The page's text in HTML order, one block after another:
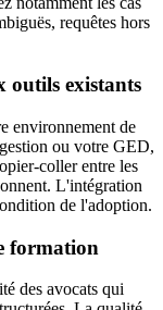
requêtes hors
existants
environnement de
ou votre GED,
coller entre les
L'intégration
de l'adoption.
formation
des avocats qui